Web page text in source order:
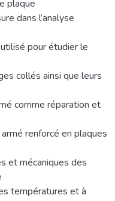
plaque
dans l’analyse
pour étudier le
collés ainsi que leurs
comme réparation et
renforcé en plaques
et mécaniques des
températures et à